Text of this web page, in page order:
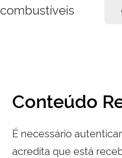
Conteúdo
É necessário
acredita que está